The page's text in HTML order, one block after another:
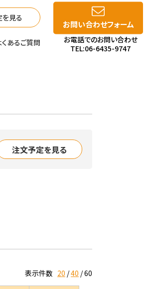
見る
くあるご質問
お問い合わせフォーム
お電話でのお問い合わせ
TEL:06-6435-9747
注文予定を見る
表示件数 20 40 60